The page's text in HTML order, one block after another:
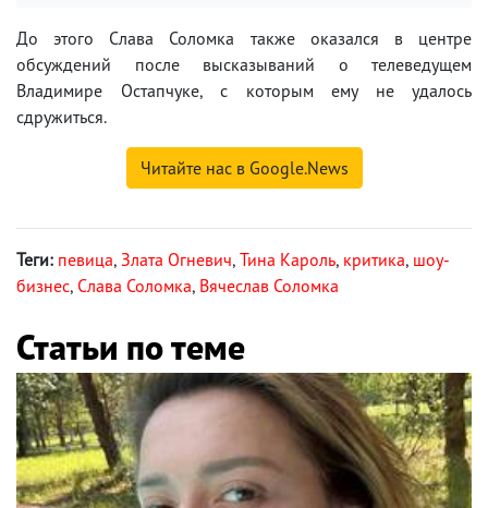
До этого Слава Соломка также оказался в центре
обсуждений после высказываний о телеведущем
Владимире Остапчуке, с которым ему не удалось
сдружиться.
Читайте нас в Google.News
Теги: певица, Злата Огневич, Тина Кароль, критика, шоу-
бизнес, Слава Соломка, Вячеслав Соломка
Статьи по теме